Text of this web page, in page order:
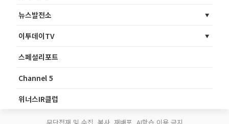
뉴스발전소
이투데이TV
스페셜리포트
Channel 5
위너스IR클럽